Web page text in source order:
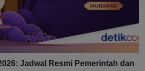
Jadwal Resmi Pemerintah dan